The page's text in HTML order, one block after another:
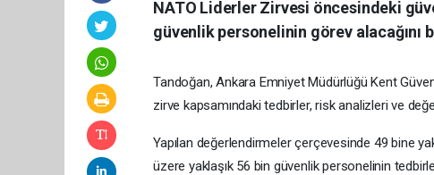
NATO Liderler Zirvesi öncesindeki
güvenlik personelinin görev alacağını
Tandoğan, Ankara Emniyet Müdürlüğü Kent
zirve kapsamındaki tedbirler, risk analizleri ve
Yapılan değerlendirmeler çerçevesinde 49 bine
üzere yaklaşık 56 bin güvenlik personelinin